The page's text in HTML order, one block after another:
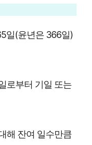
일(윤년은 366일)
로부터 기일 또는
해 잔여 일수만큼